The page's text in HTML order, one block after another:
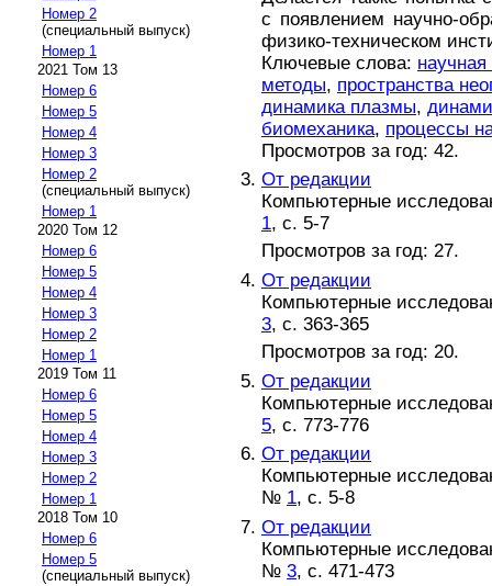
Номер 2
(специальный выпуск)
Номер 1
2021 Том 13
Номер 6
Номер 5
Номер 4
Номер 3
Номер 2
(специальный выпуск)
Номер 1
2020 Том 12
Номер 6
Номер 5
Номер 4
Номер 3
Номер 2
Номер 1
2019 Том 11
Номер 6
Номер 5
Номер 4
Номер 3
Номер 2
Номер 1
2018 Том 10
Номер 6
Номер 5
(специальный выпуск)
с появлением научно-
физико-техническом
Ключевые слова:
методы, пространства
динамика плазмы,
биомеханика, процессы
Просмотров за год: 42.
От редакции
Компьютерные
1, с. 5-7
Просмотров за год: 27.
От редакции
Компьютерные
3, с. 363-365
Просмотров за год: 20.
От редакции
Компьютерные
5, с. 773-776
От редакции
Компьютерные
№ 1, с. 5-8
От редакции
Компьютерные
№ 3, с. 471-473